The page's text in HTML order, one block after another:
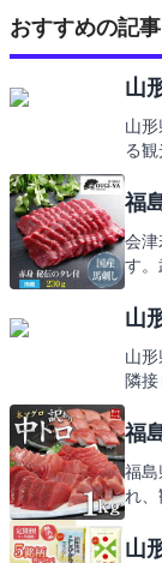
おすすめの記事
山
山
る
ふる
福
選
会
す。
堪
ん
山
山
隣接
ま
福
福島
れ、
た
山